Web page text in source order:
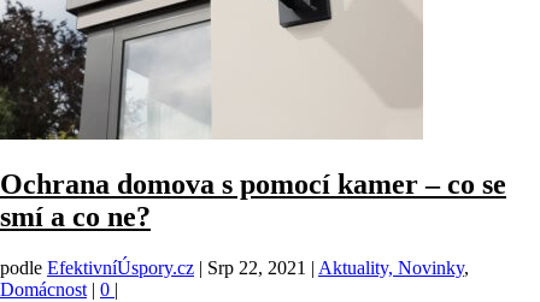
Ochrana domova s pomocí kamer – co se
smí a co ne?
podle EfektivníÚspory.cz | Srp 22, 2021 | Aktuality, Novinky,
Domácnost | 0 |